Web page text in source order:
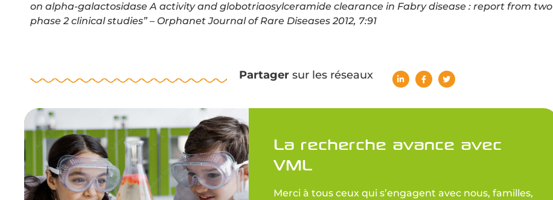
on alpha-galactosidase A activity and globotriaosylceramide clearance in Fabry disease : report from two
phase 2 clinical studies” – Orphanet Journal of Rare Diseases 2012, 7:91
Partagersur les réseaux
La recherche avance avec
VML
Merci à tous ceux qui s’engagent avec nous, familles,